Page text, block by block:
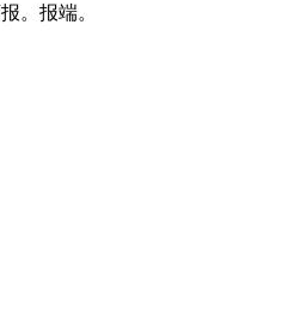
。报端。